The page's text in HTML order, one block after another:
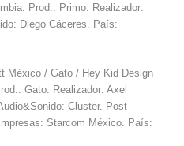
Prod.: Primo. Realizador:
Diego Cáceres. País:
México / Gato / Hey Kid Design
Gato. Realizador: Axel
Cluster. Post
Starcom México. País: